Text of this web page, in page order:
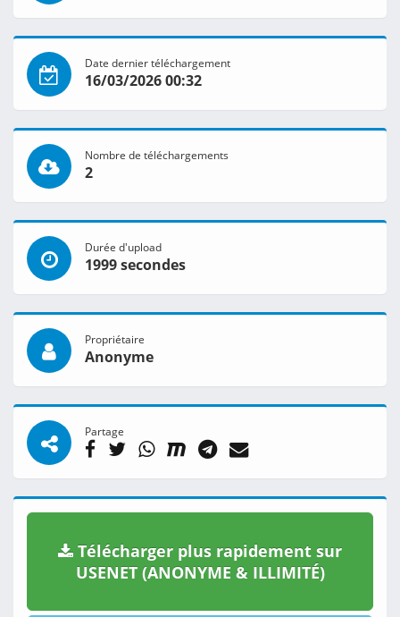
Date dernier téléchargement
16/03/2026 00:32
Nombre de téléchargements
2
Durée d'upload
1999 secondes
Propriétaire
Anonyme
Partage
Télécharger plus rapidement sur
USENET (ANONYME & ILLIMITÉ)